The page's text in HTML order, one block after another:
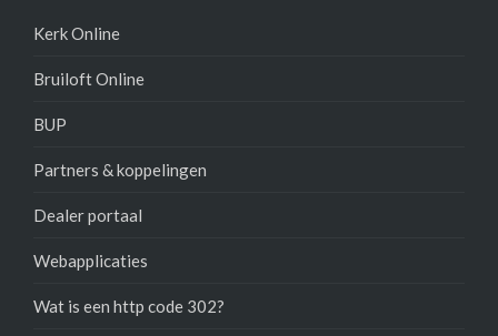
Kerk Online
Bruiloft Online
BUP
Partners & koppelingen
Dealer portaal
Webapplicaties
Wat is een http code 302?